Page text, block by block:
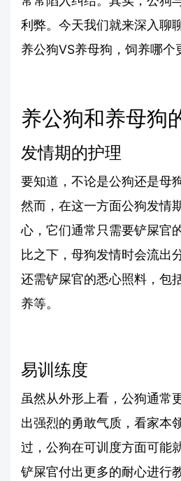
利弊。今天我们就来深入聊
养公狗VS养母狗，饲养哪个
养公狗和养母狗
发情期的护理
要知道，不论是公狗还是母
然而，在这一方面公狗发情
心，它们通常只需要铲屎官
比之下，母狗发情时会流出
还需铲屎官的悉心照料，包
养等。
易训练度
虽然从外形上看，公狗通常
出强烈的勇敢气质，看家本
过，公狗在可训度方面可能
铲屎官付出更多的耐心进行